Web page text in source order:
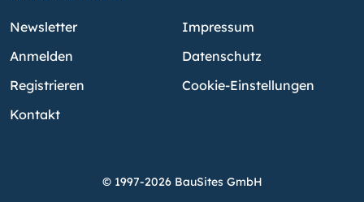
Newsletter
Anmelden
Registrieren
Kontakt
Impressum
Datenschutz
Cookie-Einstellungen
© 1997-2026 BauSites GmbH